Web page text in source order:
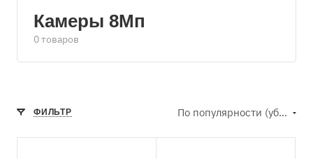
Камеры 8Мп
0 товаров
ФИЛЬТР По популярности (убывание)